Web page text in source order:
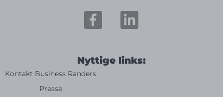
Nyttige links:
Kontakt Business Randers
Presse